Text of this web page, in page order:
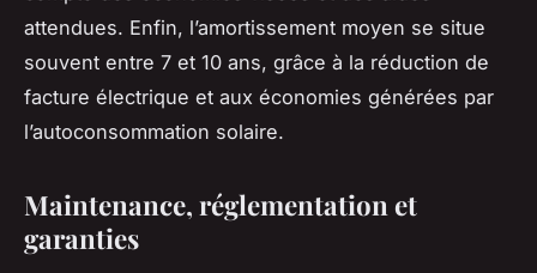
attendues. Enfin, l’amortissement moyen se situe
souvent entre 7 et 10 ans, grâce à la réduction de
facture électrique et aux économies générées par
l’autoconsommation solaire.
Maintenance, réglementation et
garanties